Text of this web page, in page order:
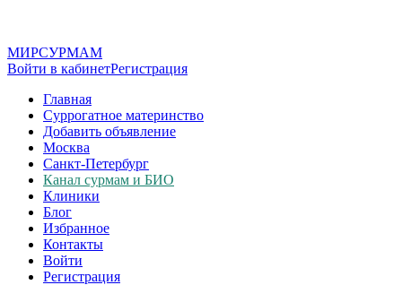
МИРСУРМАМ
Войти в кабинетРегистрация
Главная
Суррогатное материнство
Добавить объявление
Москва
Санкт-Петербург
Канал сурмам и БИО
Клиники
Блог
Избранное
Контакты
Войти
Регистрация